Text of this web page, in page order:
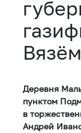
Деревня
пунктом
в
Андрей